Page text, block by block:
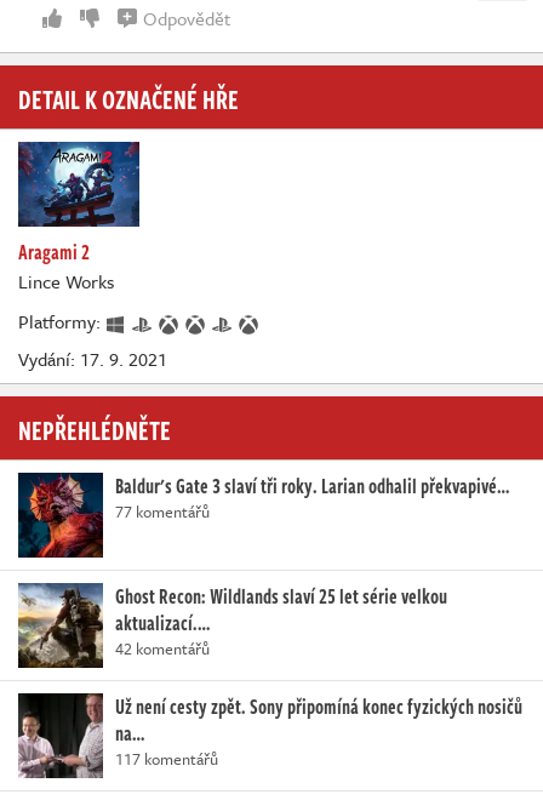
Odpovědět
DETAIL K OZNAČENÉ HŘE
Aragami 2
Lince Works
Platformy:
Vydání: 17. 9. 2021
NEPŘEHLÉDNĚTE
Baldur's Gate 3 slaví tři roky. Larian odhalil překvapivé…
77 komentářů
Ghost Recon: Wildlands slaví 25 let série velkou
aktualizací.…
42 komentářů
Už není cesty zpět. Sony připomíná konec fyzických nosičů
na…
117 komentářů